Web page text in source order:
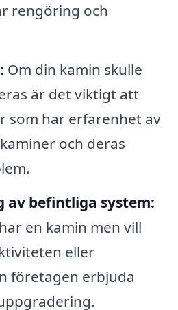
rengöring och
Om din kamin skulle
är det viktigt att
som har erfarenhet av
och deras
av befintliga system:
en kamin men vill
eller
företagen erbjuda